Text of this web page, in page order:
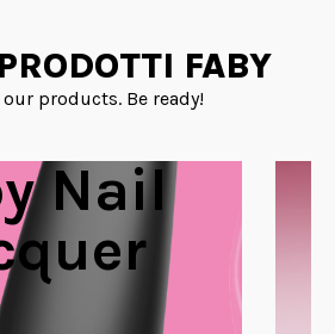
FABY
products. Be ready!
Nail